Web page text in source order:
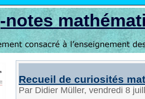
notes
Recueil de curiosités
Par Didier Müller, vendredi 8